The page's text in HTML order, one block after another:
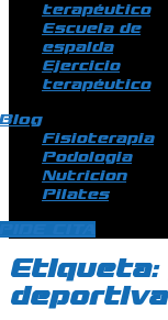
terapéutico
Escuela de
espalda
Ejercicio
terapéutico
Fisioterapia
Podologia
Nutricion
Pilates
Etiqueta:
deportiva